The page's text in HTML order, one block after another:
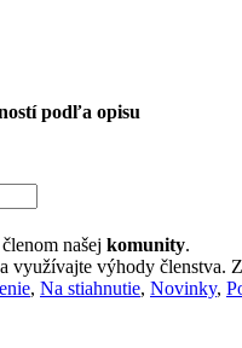
podľa opisu
našej komunity.
a využívajte výhody členstva.
, Na stiahnutie, Novinky,